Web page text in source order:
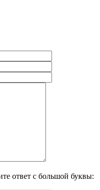
ответ с большой буквы: